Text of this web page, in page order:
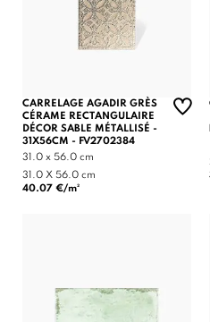
CARRELAGE AGADIR GRÈS
CÉRAME RECTANGULAIRE
DÉCOR SABLE MÉTALLISÉ -
31X56CM - FV2702384
31.0 x 56.0 cm
31.0 X 56.0 cm
40.07 €/m²